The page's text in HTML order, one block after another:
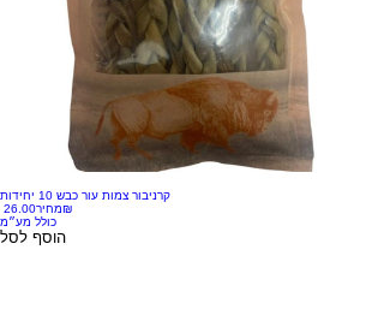
קרניבור צמות עור כבש 10 יחידות
מחיר‏26.00 ‏₪
כולל מע״מ
הוסף לסל